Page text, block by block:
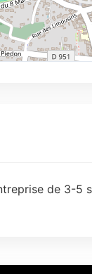
de 3-5